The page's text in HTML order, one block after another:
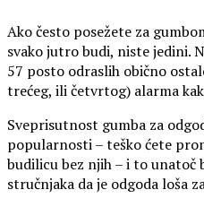
Ako često posežete za
svako jutro budi, niste jedini.
57 posto odraslih obično
trećeg, ili četvrtog) alarma
Sveprisutnost gumba za
popularnosti – teško ćete
budilicu bez njih – i to
stručnjaka da je odgoda loša